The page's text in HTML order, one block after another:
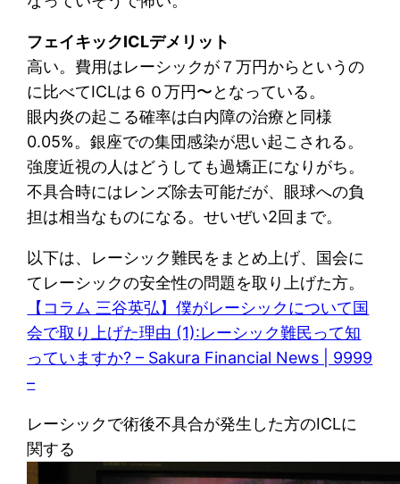
フェイキックICLデメリット
高い。費用はレーシックが７万円からというの
に比べてICLは６０万円〜となっている。
眼内炎の起こる確率は白内障の治療と同様
0.05%。銀座での集団感染が思い起こされる。
強度近視の人はどうしても過矯正になりがち。
不具合時にはレンズ除去可能だが、眼球への負
担は相当なものになる。せいぜい2回まで。
以下は、レーシック難民をまとめ上げ、国会に
てレーシックの安全性の問題を取り上げた方。
【コラム 三谷英弘】僕がレーシックについて国
会で取り上げた理由 (1):レーシック難民って知
っていますか? – Sakura Financial News | 9999
–
レーシックで術後不具合が発生した方のICLに
関する